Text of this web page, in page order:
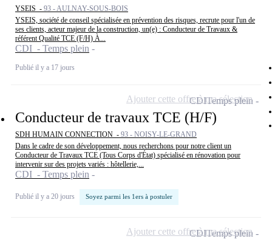
YSEIS - 93 - AULNAY-SOUS-BOIS
YSEIS, société de conseil spécialisée en prévention des risques, recrute pour l'un de
ses clients, acteur majeur de la construction, un(e) : Conducteur de Travaux &
référent Qualité TCE (F/H) À...
CDI - Temps plein
Publié il y a 17 jours
Conducteur de travaux TCE (H/F)
SDH HUMAIN CONNECTION - 93 - NOISY-LE-GRAND
Dans le cadre de son développement, nous recherchons pour notre client un
Conducteur de Travaux TCE (Tous Corps d'État) spécialisé en rénovation pour
intervenir sur des projets variés : hôtellerie,...
CDI - Temps plein
Publié il y a 20 jours Soyez parmi les 1ers à postuler
CDITemps plein
Ajouter cette offre à ma sélection
CDITemps plein
Ajouter cette offre à ma sélection